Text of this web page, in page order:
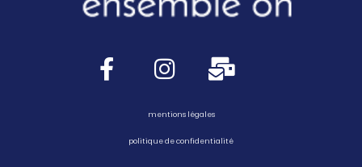
mentions légales
politique de confidentialité